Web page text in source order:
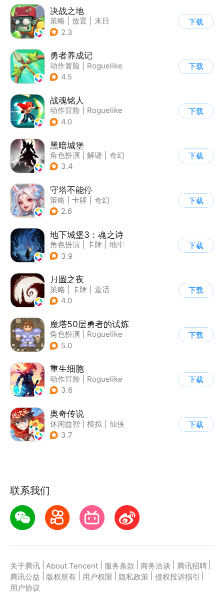
决战之地
策略 放置
末日
| 无双割草
2.3
下载
勇者养成记
动作冒险
Roguelike
| 原始人
4.5
下载
战魂铭人
动作冒险
Roguelike
| 冒险
4.0
下载
黑暗城堡
角色扮演 解谜
奇幻
| 暗黑
3.4
下载
守塔不能停
策略 卡牌
奇幻
| 动漫
2.6
下载
地下城堡3：魂之诗
角色扮演 卡牌
地牢
| 暗黑
3.9
下载
月圆之夜
策略 卡牌
童话
| 剧情
4.0
下载
魔塔50层勇者的试炼
角色扮演
Roguelike
| 地牢
5.0
下载
重生细胞
动作冒险
Roguelike
| 探险
3.6
下载
奥奇传说
休闲益智 模拟
仙侠
| 童年
3.7
下载
联系我们
关于腾讯 About Tencent 服务条款 商务洽谈 腾讯招聘
腾讯公益
版权所有 用户权限 隐私政策 侵权投诉指引
用户协议